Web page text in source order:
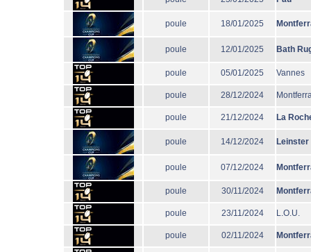
poule 18/01/2025
poule 12/01/2025 Bath
poule 05/01/2025 Vannes
poule 28/12/2024
poule 21/12/2024 La
poule 14/12/2024 Leinster
poule 07/12/2024
poule 30/11/2024
poule 23/11/2024 L.O.U.
poule 02/11/2024